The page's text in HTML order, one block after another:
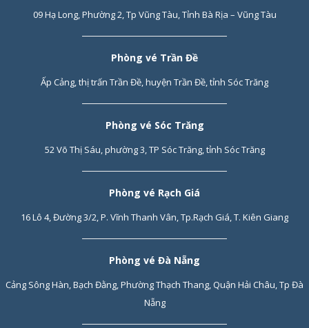
09 Hạ Long, Phường 2, Tp Vũng Tàu, Tỉnh Bà Rịa – Vũng Tàu
Phòng vé Trần Đề
Ấp Cảng, thị trấn Trần Đề, huyện Trần Đề, tỉnh Sóc Trăng
Phòng vé Sóc Trăng
52 Võ Thị Sáu, phường 3, TP Sóc Trăng, tỉnh Sóc Trăng
Phòng vé Rạch Giá
16 Lô 4, Đường 3/2, P. Vĩnh Thanh Vân, Tp.Rạch Giá, T. Kiên Giang
Phòng vé Đà Nẵng
Cảng Sông Hàn, Bạch Đằng, Phường Thạch Thang, Quận Hải Châu, Tp Đà
Nẵng